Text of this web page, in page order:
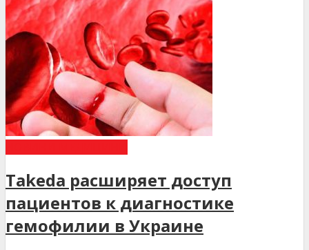
Takeda расширяет доступ
пациентов к диагностике
гемофилии в Украине